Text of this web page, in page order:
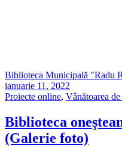
Biblioteca Municipală "Radu
ianuarie 11, 2022
Proiecte online, Vânătoarea
Biblioteca
(Galerie foto)